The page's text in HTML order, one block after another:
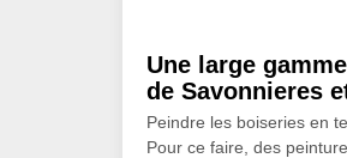
Une large
de Savonnieres
Peindre les boiseries en
Pour ce faire, des